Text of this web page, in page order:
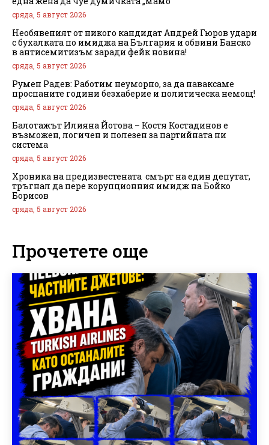
сряда, 5 август 2026
Необявеният от никого кандидат Андрей Гюров удари
с бухалката по имиджа на България и обвини Банско
в антисемитизъм заради фейк новина!
сряда, 5 август 2026
Румен Радев: Работим неуморно, за да наваксаме
проспаните години безхаберие и политическа немощ!
сряда, 5 август 2026
Балотажът Илияна Йотова – Костя Костадинов е
възможен, логичен и полезен за партийната ни
система
сряда, 5 август 2026
Хроника на предизвестената смърт на един депутат,
тръгнал да пере корупционния имидж на Бойко
Борисов
сряда, 5 август 2026
Прочетете още